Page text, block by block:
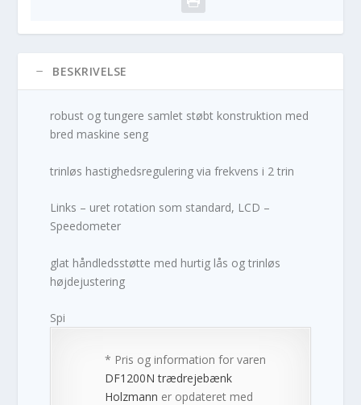
BESKRIVELSE
robust og tungere samlet støbt konstruktion med
bred maskine seng
trinløs hastighedsregulering via frekvens i 2 trin
Links – uret rotation som standard, LCD –
Speedometer
glat håndledsstøtte med hurtig lås og trinløs
højdejustering
Spi
* Pris og information for varen
DF1200N trædrejebænk
Holzmann er opdateret med